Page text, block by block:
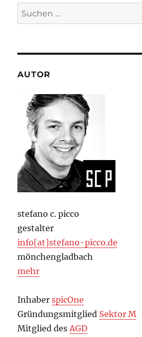
Suchen
nach:
AUTOR
stefano c. picco
gestalter
info[at]stefano-picco.de
mönchengladbach
mehr
InhaberspicOne
Gründungsmitglied Sektor M
Mitglied desAGD